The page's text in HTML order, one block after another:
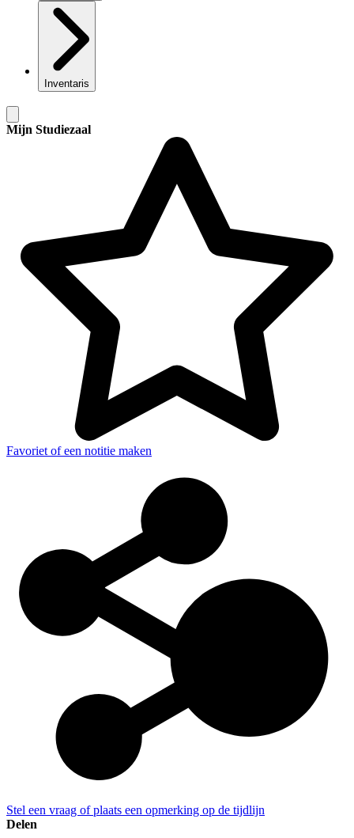
Inventaris
Mijn Studiezaal
Favoriet of een notitie maken
Stel een vraag of plaats een opmerking op de tijdlijn
Delen